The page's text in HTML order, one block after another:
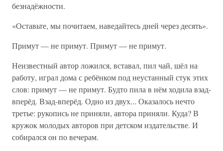
безнадёжности.
«Оставьте, мы почитаем, наведайтесь дней через десять».
Примут — не примут. Примут — не примут.
Неизвестный автор ложился, вставал, пил чай, шёл на
работу, играл дома с ребёнком под неустанный стук этих
слов: примут — не примут. Будто пила в нём ходила взад-
вперёд. Взад-вперёд. Одно из двух... Оказалось нечто
третье: рукопись не приняли, автора приняли. Куда? В
кружок молодых авторов при детском издательстве. И
собирался он по вечерам.